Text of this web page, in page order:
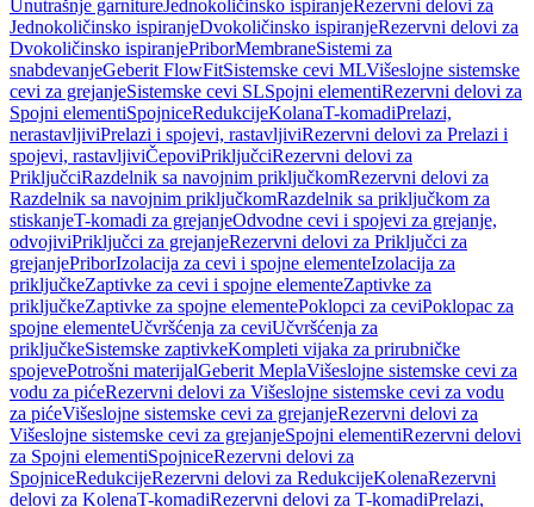
Unutrašnje garnitureJednokoličinsko ispiranjeRezervni delovi za
Jednokoličinsko ispiranjeDvokoličinsko ispiranjeRezervni delovi za
Dvokoličinsko ispiranjePriborMembraneSistemi za
snabdevanjeGeberit FlowFitSistemske cevi MLVišeslojne sistemske
cevi za grejanjeSistemske cevi SLSpojni elementiRezervni delovi za
Spojni elementiSpojniceRedukcijeKolanaT-komadiPrelazi,
nerastavljiviPrelazi i spojevi, rastavljiviRezervni delovi za Prelazi i
spojevi, rastavljiviČepoviPriključciRezervni delovi za
PriključciRazdelnik sa navojnim priključkomRezervni delovi za
Razdelnik sa navojnim priključkomRazdelnik sa priključkom za
stiskanjeT-komadi za grejanjeOdvodne cevi i spojevi za grejanje,
odvojiviPriključci za grejanjeRezervni delovi za Priključci za
grejanjePriborIzolacija za cevi i spojne elementeIzolacija za
priključkeZaptivke za cevi i spojne elementeZaptivke za
priključkeZaptivke za spojne elementePoklopci za ceviPoklopac za
spojne elementeUčvršćenja za ceviUčvršćenja za
priključkeSistemske zaptivkeKompleti vijaka za prirubničke
spojevePotrošni materijalGeberit MeplaVišeslojne sistemske cevi za
vodu za pićeRezervni delovi za Višeslojne sistemske cevi za vodu
za pićeVišeslojne sistemske cevi za grejanjeRezervni delovi za
Višeslojne sistemske cevi za grejanjeSpojni elementiRezervni delovi
za Spojni elementiSpojniceRezervni delovi za
SpojniceRedukcijeRezervni delovi za RedukcijeKolenaRezervni
delovi za KolenaT-komadiRezervni delovi za T-komadiPrelazi,